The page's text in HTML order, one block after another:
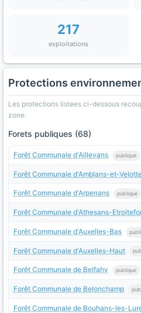
217
exploitations
Protections
Les protections listees ci-dessous
zone.
Forets publiques (68)
Forêt Communale d'Aillevans publique
Forêt Communale d'Amblans-et-
Forêt Communale d'Arpenans publique
Forêt Communale d'Athesans-
Forêt Communale d'Auxelles-Bas
Forêt Communale d'Auxelles-Haut
Forêt Communale de Belfahy publique
Forêt Communale de Belonchamp
Forêt Communale de Bouhans-les-